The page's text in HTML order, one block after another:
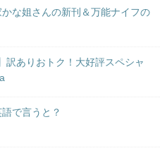
かな姐さんの新刊＆万能ナイフの
訳ありおトク！大好評スペシャ
で言うと？